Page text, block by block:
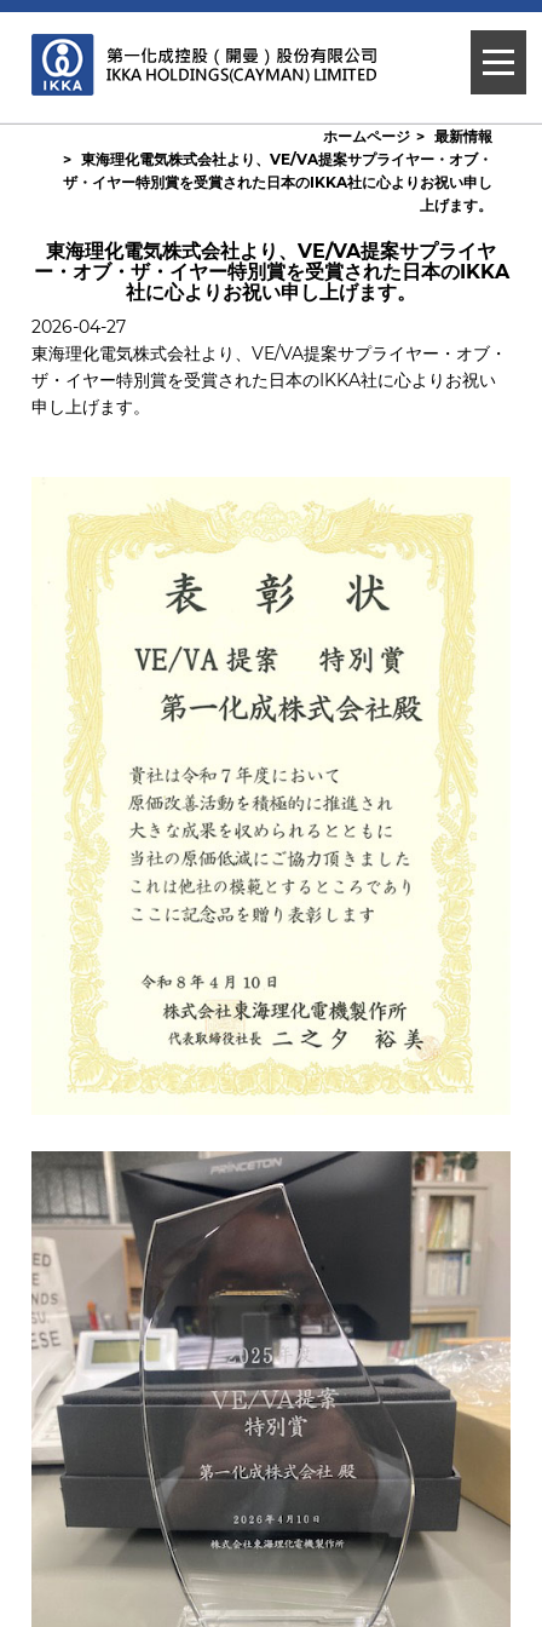
ホームページ
最新情報
東海理化電気株式会社より、VE/VA提案サプライヤー・オブ・
ザ・イヤー特別賞を受賞された日本のIKKA社に心よりお祝い申し
上げます。
東海理化電気株式会社より、VE/VA提案サプライヤ
ー・オブ・ザ・イヤー特別賞を受賞された日本のIKKA
社に心よりお祝い申し上げます。
2026-04-27
東海理化電気株式会社より、VE/VA提案サプライヤー・オブ・
ザ・イヤー特別賞を受賞された日本のIKKA社に心よりお祝い
申し上げます。